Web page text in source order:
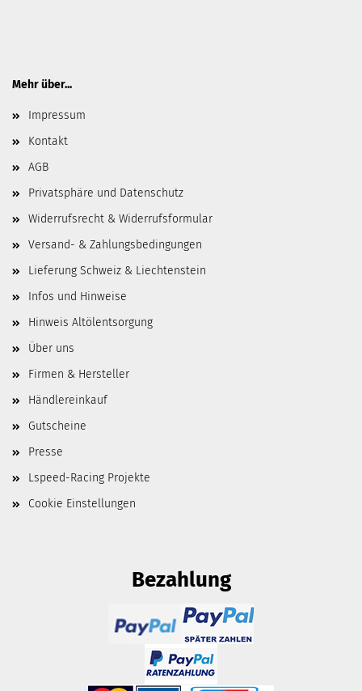
Mehr über...
Impressum
Kontakt
AGB
Privatsphäre und Datenschutz
Widerrufsrecht & Widerrufsformular
Versand- & Zahlungsbedingungen
Lieferung Schweiz & Liechtenstein
Infos und Hinweise
Hinweis Altölentsorgung
Über uns
Firmen & Hersteller
Händlereinkauf
Gutscheine
Presse
Lspeed-Racing Projekte
Cookie Einstellungen
Bezahlung